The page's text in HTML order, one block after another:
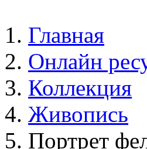
Главная
Онлайн
Коллекция
Живопись
Портрет